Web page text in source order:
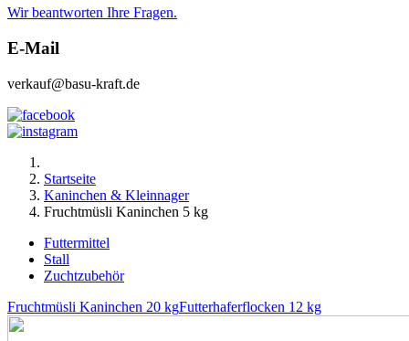
Wir beantworten Ihre Fragen.
E-Mail
verkauf@basu-kraft.de
Startseite
Kaninchen & Kleinnager
Fruchtmüsli Kaninchen 5 kg
Futtermittel
Stall
Zuchtzubehör
Fruchtmüsli Kaninchen 20 kgFutterhaferflocken 12 kg